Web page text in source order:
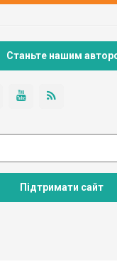
Станьте нашим
Підтримати сайт